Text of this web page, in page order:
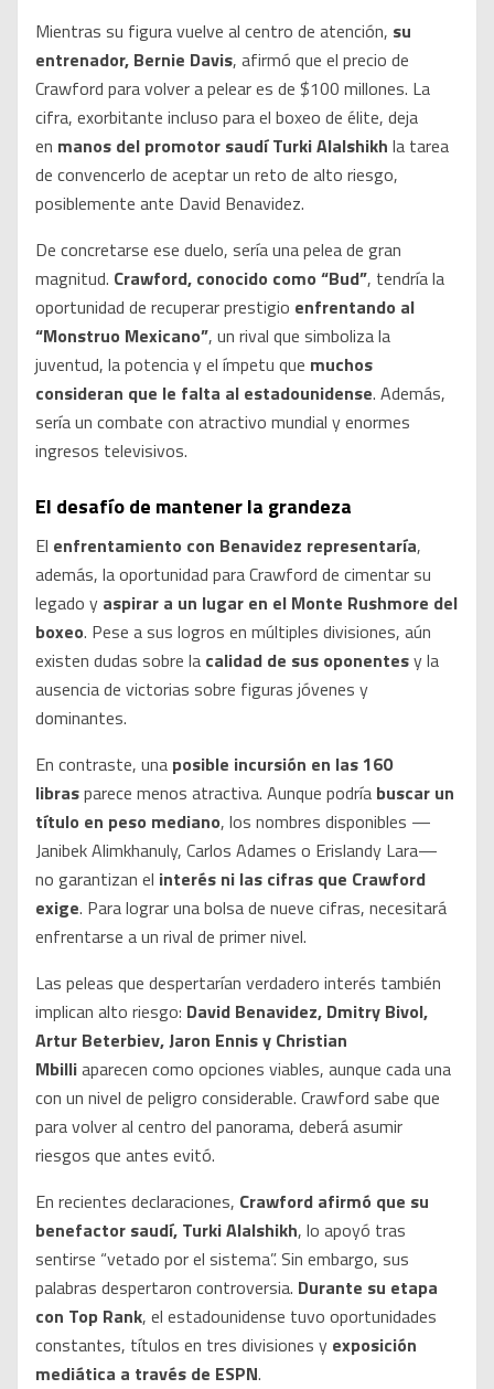
Mientras su figura vuelve al centro de atención, su
entrenador, Bernie Davis, afirmó que el precio de
Crawford para volver a pelear es de $100 millones. La
cifra, exorbitante incluso para el boxeo de élite, deja
en manos del promotor saudí Turki Alalshikh la tarea
de convencerlo de aceptar un reto de alto riesgo,
posiblemente ante David Benavidez.
De concretarse ese duelo, sería una pelea de gran
magnitud. Crawford, conocido como “Bud”, tendría la
oportunidad de recuperar prestigio enfrentando al
“Monstruo Mexicano”, un rival que simboliza la
juventud, la potencia y el ímpetu que muchos
consideran que le falta al estadounidense. Además,
sería un combate con atractivo mundial y enormes
ingresos televisivos.
El desafío de mantener la grandeza
El enfrentamiento con Benavidez representaría,
además, la oportunidad para Crawford de cimentar su
legado y aspirar a un lugar en el Monte Rushmore del
boxeo. Pese a sus logros en múltiples divisiones, aún
existen dudas sobre la calidad de sus oponentesy la
ausencia de victorias sobre figuras jóvenes y
dominantes.
En contraste, una posible incursión en las 160
librasparece menos atractiva. Aunque podría buscar un
título en peso mediano, los nombres disponibles —
Janibek Alimkhanuly, Carlos Adames o Erislandy Lara—
no garantizan el interés ni las cifras que Crawford
exige. Para lograr una bolsa de nueve cifras, necesitará
enfrentarse a un rival de primer nivel.
Las peleas que despertarían verdadero interés también
implican alto riesgo: David Benavidez, Dmitry Bivol,
Artur Beterbiev, Jaron Ennis y Christian
Mbilliaparecen como opciones viables, aunque cada una
con un nivel de peligro considerable. Crawford sabe que
para volver al centro del panorama, deberá asumir
riesgos que antes evitó.
En recientes declaraciones, Crawford afirmó que su
benefactor saudí, Turki Alalshikh, lo apoyó tras
sentirse “vetado por el sistema”. Sin embargo, sus
palabras despertaron controversia. Durante su etapa
con Top Rank, el estadounidense tuvo oportunidades
constantes, títulos en tres divisiones y exposición
mediática a través de ESPN.